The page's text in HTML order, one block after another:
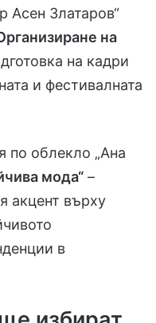
Асен Златаров“
на
на кадри
и фестивалната
по облекло „Ана
мода“ –
акцент върху
в